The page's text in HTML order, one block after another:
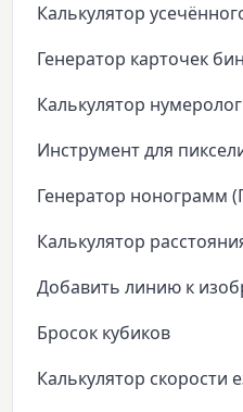
Калькулятор
Генератор карточек
Калькулятор
Инструмент для
Генератор нонограмм
Калькулятор
Добавить линию к
Бросок кубиков
Калькулятор скорости